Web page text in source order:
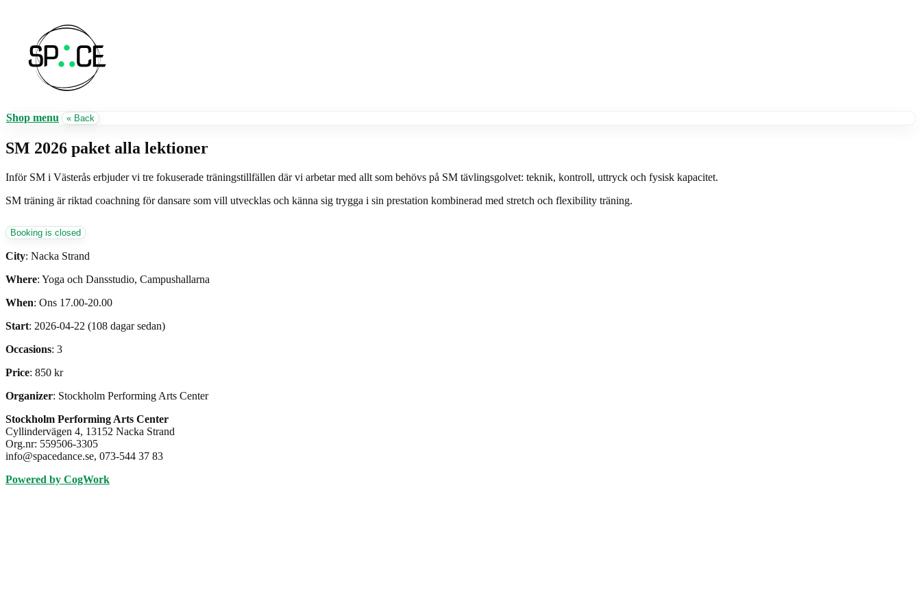
Shop menu « Back
SM 2026 paket alla lektioner
Inför SM i Västerås erbjuder vi tre fokuserade träningstillfällen där vi arbetar med allt som behövs på SM tävlingsgolvet: teknik, kontroll, uttryck och fysisk kapacitet.
SM träning är riktad coachning för dansare som vill utvecklas och känna sig trygga i sin prestation kombinerad med stretch och flexibility träning.
City: Nacka Strand
Where: Yoga och Dansstudio, Campushallarna
When: Ons 17.00-20.00
Start: 2026-04-22 (108 dagar sedan)
Occasions: 3
Price: 850 kr
Organizer: Stockholm Performing Arts Center
Stockholm Performing Arts Center
Cyllindervägen 4, 13152 Nacka Strand
Org.nr: 559506-3305
info@spacedance.se, 073-544 37 83
Powered by CogWork